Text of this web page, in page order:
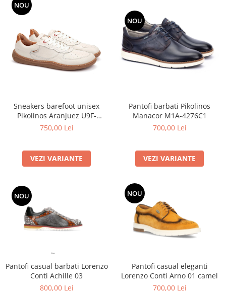
NOU
Sneakers barefoot unisex
Pikolinos Aranjuez U9F-
6363C1
750,00 Lei
VEZI VARIANTE
NOU
Pantofi barbati Pikolinos
Manacor M1A-4276C1
700,00 Lei
VEZI VARIANTE
NOU
Pantofi casual barbati Lorenzo
Conti Achille 03
800,00 Lei
NOU
Pantofi casual eleganti
Lorenzo Conti Arno 01 camel
700,00 Lei